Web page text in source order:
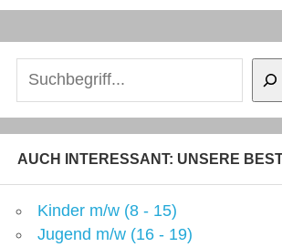
Suchen
AUCH INTERESSANT: UNSERE
Kinder m/w (8 - 15)
Jugend m/w (16 - 19)